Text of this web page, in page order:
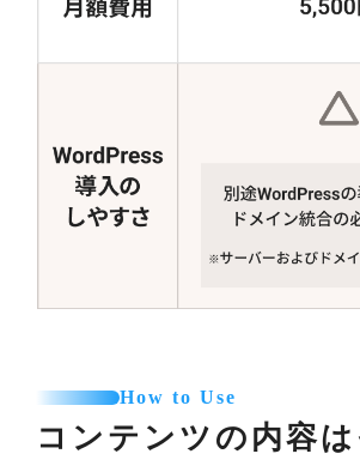
How to Use
コンテンツの内容